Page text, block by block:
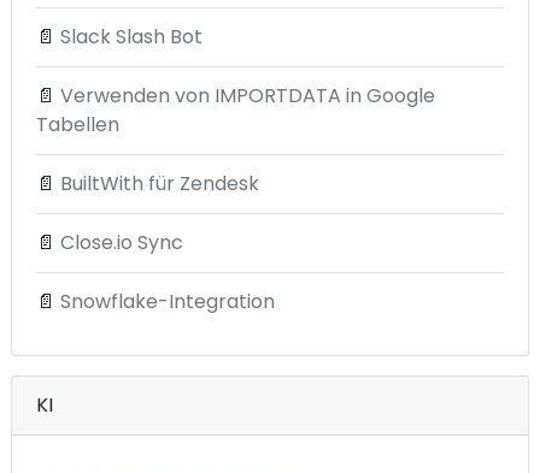
📄 Slack Slash Bot
📄 Verwenden von IMPORTDATA in Google
Tabellen
📄 BuiltWith für Zendesk
📄 Close.io Sync
📄 Snowflake-Integration
KI